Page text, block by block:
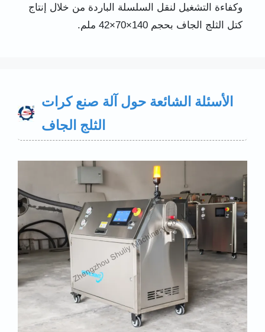
وكفاءة التشغيل لنقل السلسلة الباردة من خلال إنتاج
كتل الثلج الجاف بحجم 140×70×42 ملم.
الأسئلة الشائعة حول آلة صنع كرات
الثلج الجاف